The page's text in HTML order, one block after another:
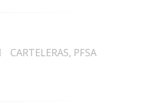
CARTELERAS, PFSA